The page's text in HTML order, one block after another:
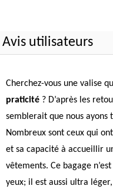
Avis utilisateurs
Cherchez-vous une valise
praticité ? D’après les
semblerait que nous
Nombreux sont ceux qui
et sa capacité à accueillir
vêtements. Ce bagage
yeux; il est aussi ultra